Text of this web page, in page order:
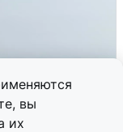
вы
их